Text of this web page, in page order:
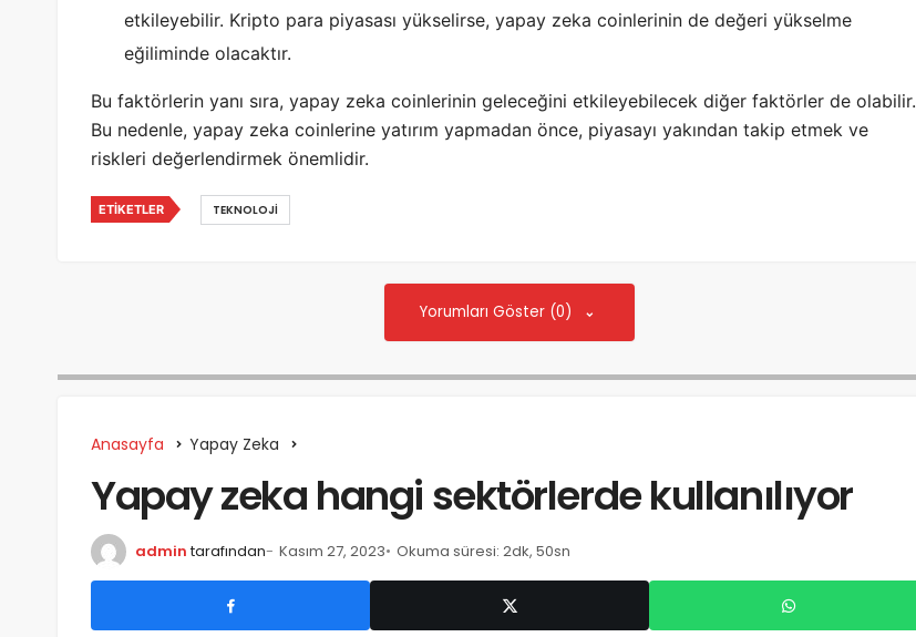
etkileyebilir. Kripto para piyasası yükselirse, yapay zeka coinlerinin de değeri yükselme
eğiliminde olacaktır.
Bu faktörlerin yanı sıra, yapay zeka coinlerinin geleceğini etkileyebilecek diğer faktörler de olabilir.
Bu nedenle, yapay zeka coinlerine yatırım yapmadan önce, piyasayı yakından takip etmek ve
riskleri değerlendirmek önemlidir.
ETIKETLER TEKNOLOJI
Yorumları Göster (0)
Anasayfa Yapay Zeka
Yapay zeka hangi sektörlerde kullanılıyor
admin tarafından Kasım 27, 2023 Okuma süresi: 2dk, 50sn